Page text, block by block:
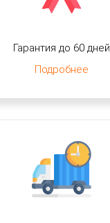
Гарантия до 60 дней
Подробнее